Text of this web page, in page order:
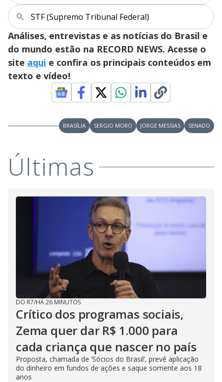
STF (Supremo Tribunal Federal)
Análises, entrevistas e as notícias do Brasil e
do mundo estão na RECORD NEWS. Acesse o
site aqui e confira os principais conteúdos em
texto e vídeo!
BRASÍLIA SERGIO MORO JORGE MESSIAS SENADO
Últimas
DO R7/HÁ 26 MINUTOS
Crítico dos programas sociais,
Zema quer dar R$ 1.000 para
cada criança que nascer no país
Proposta, chamada de ‘Sócios do Brasil’, prevê aplicação
do dinheiro em fundos de ações e saque somente aos 18
anos